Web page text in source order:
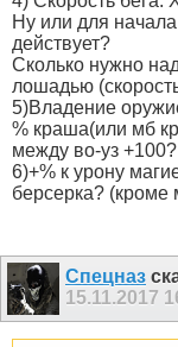
Ну или для
действует?
Сколько нужно
лошадью
5)Владение
% краша(или мб
между во-уз +100?
6)+% к урону
берсерка? (кроме
Спецназ
15.11.2017